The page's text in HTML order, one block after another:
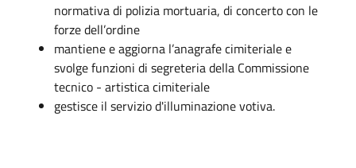
normativa di polizia mortuaria, di concerto con le
forze dell’ordine
mantiene e aggiorna l’anagrafe cimiteriale e
svolge funzioni di segreteria della Commissione
tecnico - artistica cimiteriale
gestisce il servizio d'illuminazione votiva.